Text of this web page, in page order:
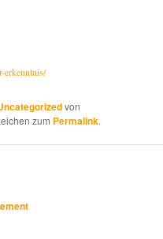
erkenntnis/
von
zum Permalink.